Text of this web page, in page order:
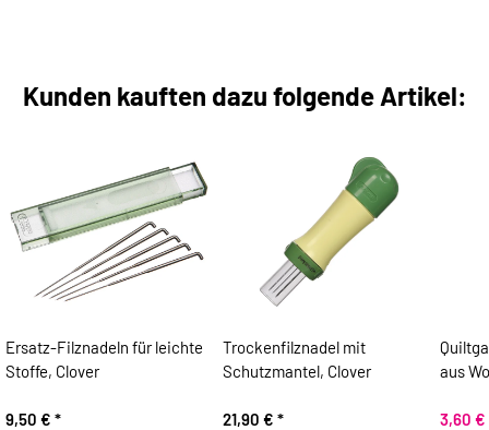
Kunden kauften dazu folgende Artikel:
Ersatz-Filznadeln für leichte
Stoffe, Clover
9,50 € *
Trockenfilznadel mit
Schutzmantel, Clover
21,90 € * 3,60 €